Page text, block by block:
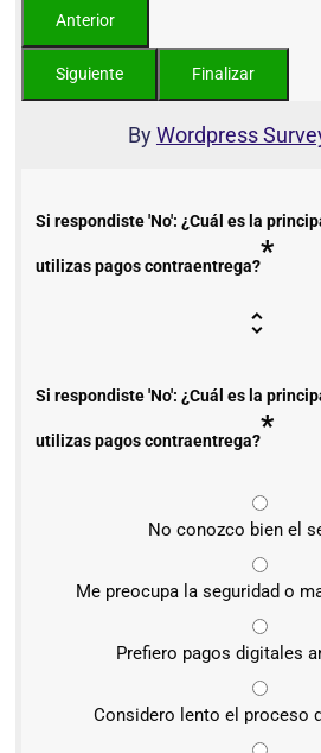
ByWordpress
Si respondiste 'No': ¿Cuál es la
utilizas pagos contraentrega?*
Si respondiste 'No': ¿Cuál es la
utilizas pagos contraentrega?*
No conozco bien el
Me preocupa la seguridad o
Prefiero pagos digitales
Considero lento el proceso